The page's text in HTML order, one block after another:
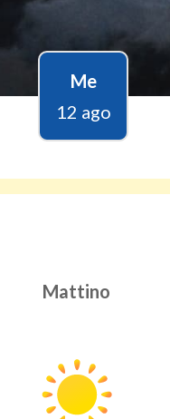
Me
12 ago
Mattino